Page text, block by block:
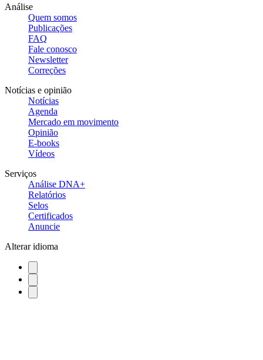
Análise
Quem somos
Publicações
FAQ
Fale conosco
Newsletter
Correções
Notícias e opinião
Notícias
Agenda
Mercado em movimento
Opinião
E-books
Vídeos
Serviços
Análise DNA+
Relatórios
Selos
Certificados
Anuncie
Alterar idioma